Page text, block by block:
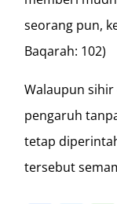
seorang pun,
Baqarah: 102)
Walaupun
pengaruh
tetap
tersebut